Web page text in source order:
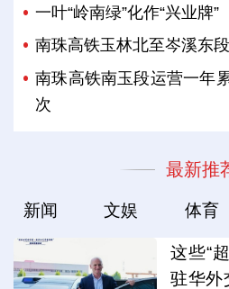
一叶“岭南绿”化作“兴业牌”
南珠高铁玉林北至岑溪东
南珠高铁南玉段运营一年
次
最新推
新闻 文娱 体育
这些“
驻华外